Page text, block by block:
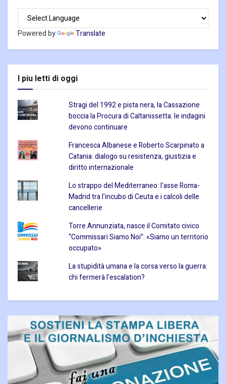
Powered by Translate
I piu letti di oggi
Stragi del 1992 e pista nera, la Cassazione
boccia la Procura di Caltanissetta: le indagini
devono continuare
Francesca Albanese e Roberto Scarpinato a
Catania: dialogo su resistenza, giustizia e
diritto internazionale
Lo strappo del Mediterraneo: l'asse Roma-
Madrid tra l'incubo di Ceuta e i calcoli delle
cancellerie
Torre Annunziata, nasce il Comitato civico
“Commissari Siamo Noi”: «Siamo un territorio
occupato»
La stupidità umana e la corsa verso la guerra:
chi fermerà l’escalation?